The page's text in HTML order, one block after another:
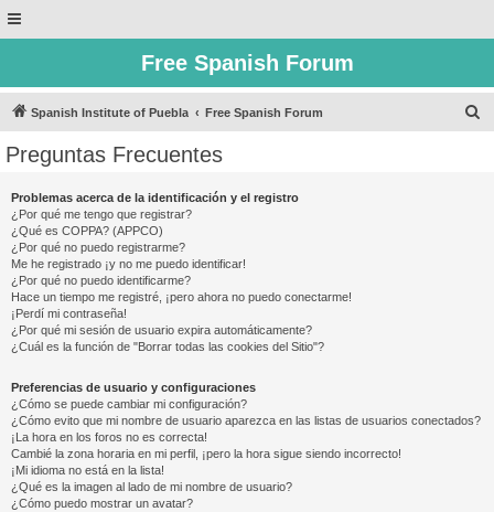
Free Spanish Forum
Spanish Institute of Puebla Free Spanish Forum
Preguntas Frecuentes
Problemas acerca de la identificación y el registro
¿Por qué me tengo que registrar?
¿Qué es COPPA? (APPCO)
¿Por qué no puedo registrarme?
Me he registrado ¡y no me puedo identificar!
¿Por qué no puedo identificarme?
Hace un tiempo me registré, ¡pero ahora no puedo conectarme!
¡Perdí mi contraseña!
¿Por qué mi sesión de usuario expira automáticamente?
¿Cuál es la función de "Borrar todas las cookies del Sitio"?
Preferencias de usuario y configuraciones
¿Cómo se puede cambiar mi configuración?
¿Cómo evito que mi nombre de usuario aparezca en las listas de usuarios conectados?
¡La hora en los foros no es correcta!
Cambié la zona horaria en mi perfil, ¡pero la hora sigue siendo incorrecto!
¡Mi idioma no está en la lista!
¿Qué es la imagen al lado de mi nombre de usuario?
¿Cómo puedo mostrar un avatar?